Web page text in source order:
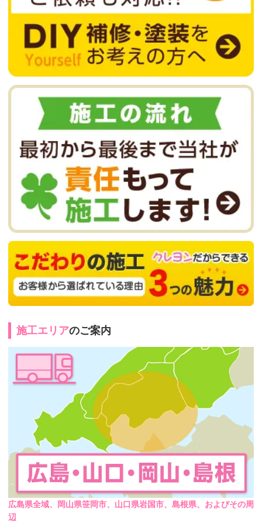
施工エリアのご案内
広島県全域、岡山県笹岡市、山口県岩国市、島根県、およびその周
辺